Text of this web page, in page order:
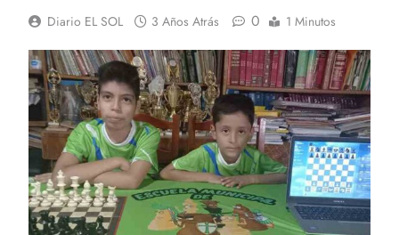
Diario EL SOL 3 Años Atrás 0 1 Minutos